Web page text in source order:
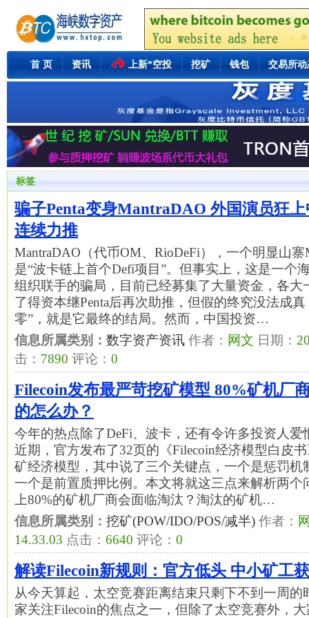
首 页 资讯 上新*空投 挖矿 钱包 交易所动
标签
骗子Penta变身MantraDAO 外国演员狂
连续力推
MantraDAO（代币OM、RioDeFi），一个明显山
是“波卡链上首个Defi项目”。但事实上，这是一个
组织联手的骗局，目前已经募集了大量资金，各大
了得资本继Penta后再次助推，但假的终究没法成
零”，就是它最终的结局。然而，中国投资…
信息所属类别： 数字资产资讯 作者： 网文 日期：
击： 7890 评论： 0
Filecoin发布最严苛挖矿模型 80%矿机厂
的怎么办？
今年的热点除了DeFi、波卡，还有令许多投资人爱
近期，官方发布了32页的《Filecoin经济模型白皮
矿经济模型，其中说了三个关键点，一个是惩罚机
一个是前置质押比例。本文将就这三点来解析两个
上80%的矿机厂商会面临淘汰？淘汰的矿机…
信息所属类别： 挖矿(POW/IDO/POS/减半) 作者：
14.33.03 点击： 6640 评论： 0
解读Filecoin新规则：官方低头 中小矿工
从今天算起，太空竞赛距离结束只剩下不到一周
家关注Filecoin的焦点之一，但除了太空竞赛外，